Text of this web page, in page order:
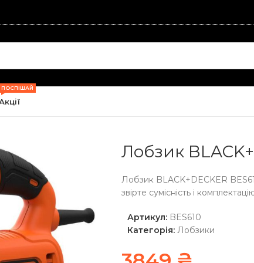
ПОСПІШАЙ
Лобзик
Лобзик BLACK+DECKER
звірте сумісність і
Артикул: BES610
Категорія: Лобзики